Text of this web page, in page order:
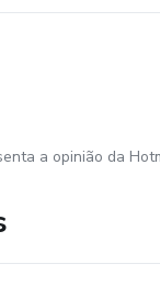
a opinião da